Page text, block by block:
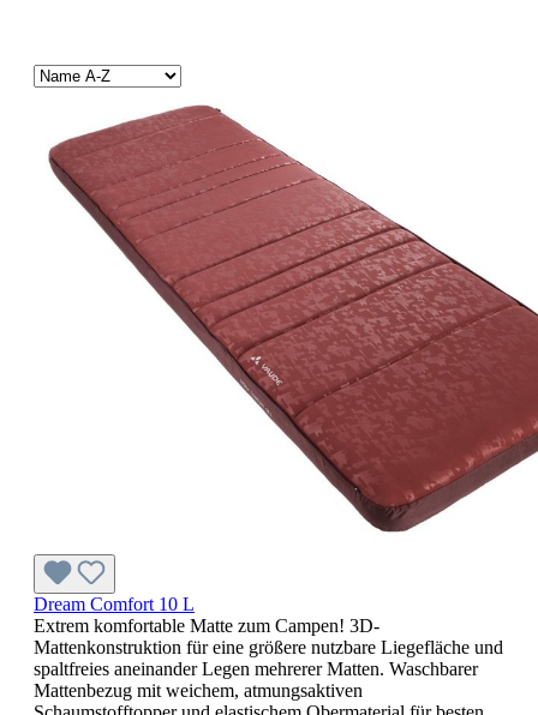
Dream Comfort 10 L
Extrem komfortable Matte zum Campen! 3D-
Mattenkonstruktion für eine größere nutzbare Liegefläche und
spaltfreies aneinander Legen mehrerer Matten. Waschbarer
Mattenbezug mit weichem, atmungsaktiven